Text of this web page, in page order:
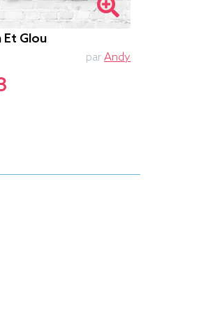
Et Glou
par Andy